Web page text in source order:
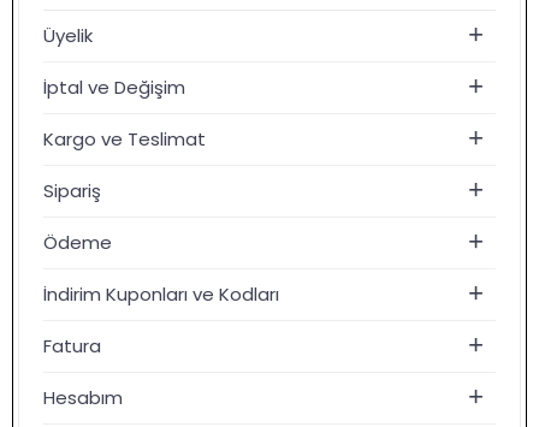
Üyelik
İptal ve Değişim
Kargo ve Teslimat
Sipariş
Ödeme
İndirim Kuponları ve Kodları
Fatura
Hesabım